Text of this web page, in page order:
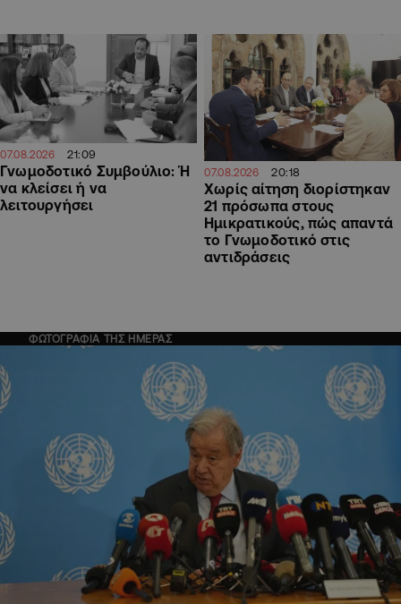
07.08.2026 21:09
Γνωμοδοτικό Συμβούλιο: Ή
να κλείσει ή να
λειτουργήσει
07.08.2026 20:18
Χωρίς αίτηση διορίστηκαν
21 πρόσωπα στους
Ημικρατικούς, πώς απαντά
το Γνωμοδοτικό στις
αντιδράσεις
ΦΩΤΟΓΡΑΦΙΑ ΤΗΣ ΗΜΕΡΑΣ